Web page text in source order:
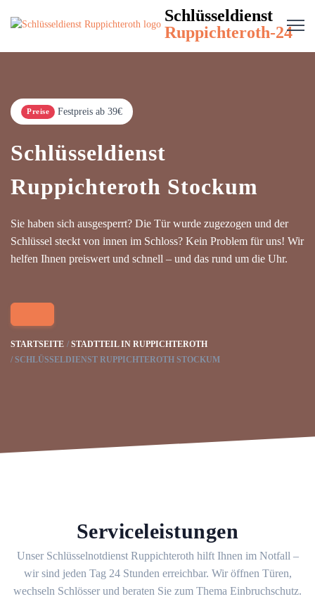
Schlüsseldienst
Ruppichteroth-24
Preise Festpreis ab 39€
Schlüsseldienst
Ruppichteroth Stockum
Sie haben sich ausgesperrt? Die Tür wurde zugezogen und der
Schlüssel steckt von innen im Schloss? Kein Problem für uns! Wir
helfen Ihnen preiswert und schnell – und das rund um die Uhr.
STARTSEITE
STADTTEIL IN RUPPICHTEROTH
SCHLÜSSELDIENST RUPPICHTEROTH STOCKUM
Serviceleistungen
Unser Schlüsselnotdienst Ruppichteroth hilft Ihnen im Notfall –
wir sind jeden Tag 24 Stunden erreichbar. Wir öffnen Türen,
wechseln Schlösser und beraten Sie zum Thema Einbruchschutz.